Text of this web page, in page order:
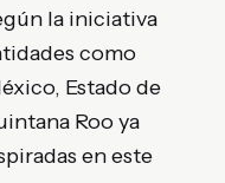
la iniciativa
como
Estado de
Roo ya
en este